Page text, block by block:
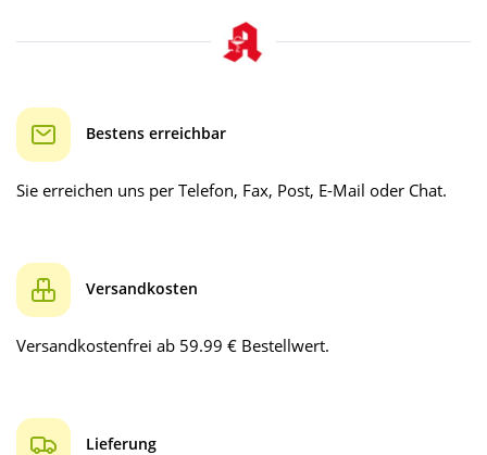
Bestens erreichbar
Sie erreichen uns per Telefon, Fax, Post, E-Mail oder Chat.
Versandkosten
Versandkostenfrei ab 59.99 € Bestellwert.
Lieferung